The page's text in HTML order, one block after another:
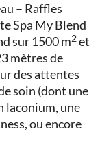
– Raffles
Spa My Blend
sur 1500 m2et
mètres de
des attentes
soin (dont une
laconium, une
ou encore